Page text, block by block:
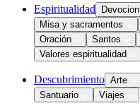
Espiritualidad Devocion
Misa y sacramentos
Oración
Santos
Valores espiritualidad
Descubrimiento Arte
Santuario
Viajes